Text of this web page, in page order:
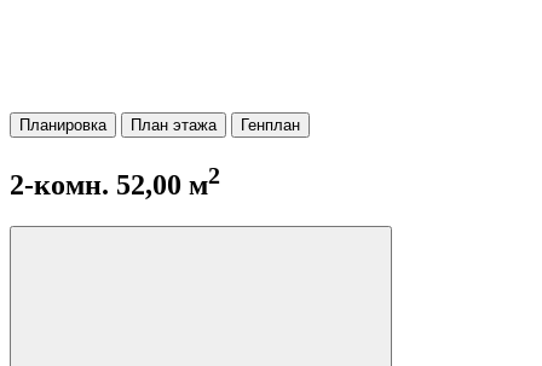
Планировка План этажа Генплан
2-комн. 52,00 м2